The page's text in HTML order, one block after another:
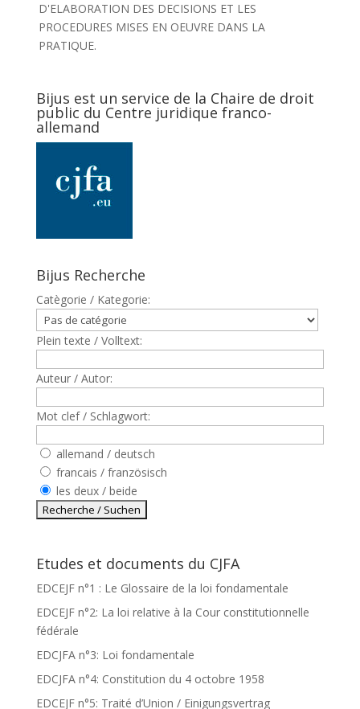
D'ELABORATION DES DECISIONS ET LES
PROCEDURES MISES EN OEUVRE DANS LA
PRATIQUE.
Bijus est un service de la Chaire de droit
public du Centre juridique franco-
allemand
Bijus Recherche
Catègorie / Kategorie:
Plein texte / Volltext:
Auteur / Autor:
Mot clef / Schlagwort:
allemand / deutsch
francais / französisch
les deux / beide
Etudes et documents du CJFA
EDCEJF n°1 : Le Glossaire de la loi fondamentale
EDCEJF n°2: La loi relative à la Cour constitutionnelle
fédérale
EDCJFA n°3: Loi fondamentale
EDCJFA n°4: Constitution du 4 octobre 1958
EDCEJF n°5: Traité d’Union / Einigungsvertrag